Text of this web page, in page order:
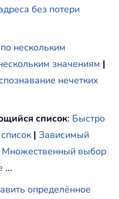
без потери
нескольким
значениям |
нечетких
список: Быстро
| Зависимый
Множественный выбор
...
определённое